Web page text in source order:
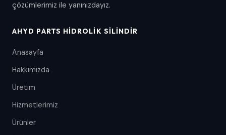
çözümlerimiz ile yanınızdayız.
AHYD PARTS HIDROLIK SILINDIR
Anasayfa
Hakkımızda
Üretim
Hizmetlerimiz
Ürünler